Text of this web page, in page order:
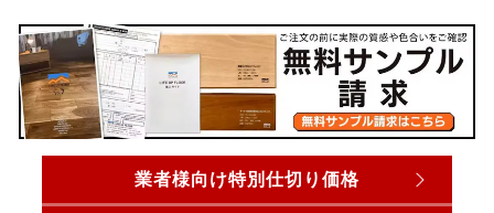
業者様向け特別仕切り価格